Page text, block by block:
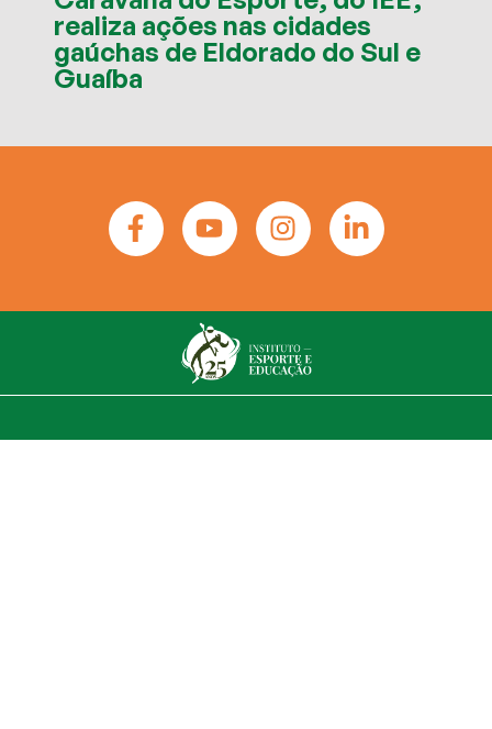
realiza ações nas cidades
gaúchas de Eldorado do Sul e
Guaíba